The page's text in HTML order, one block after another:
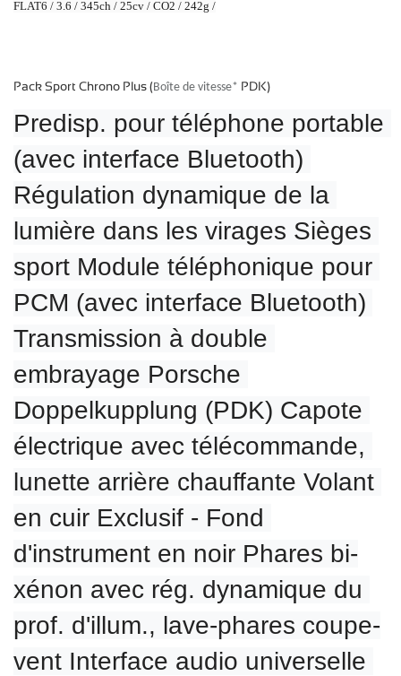
FLAT6 / 3.6 / 345ch / 25cv / CO2 / 242g /
Pack Sport Chrono Plus (Boîte de vitesse* PDK)
Predisp. pour téléphone portable
(avec interface Bluetooth)
Régulation dynamique de la
lumière dans les virages Sièges
sport Module téléphonique pour
PCM (avec interface Bluetooth)
Transmission à double
embrayage Porsche
Doppelkupplung (PDK) Capote
électrique avec télécommande,
lunette arrière chauffante Volant
en cuir Exclusif - Fond
d'instrument en noir Phares bi-
xénon avec rég. dynamique du
prof. d'illum., lave-phares coupe-
vent Interface audio universelle